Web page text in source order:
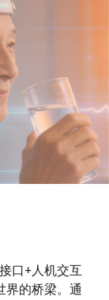
口+人机交互
界的桥梁。通